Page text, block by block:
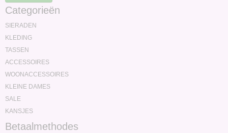
Categorieën
SIERADEN
KLEDING
TASSEN
ACCESSOIRES
WOONACCESSOIRES
KLEINE DAMES
SALE
KANSJES
Betaalmethodes